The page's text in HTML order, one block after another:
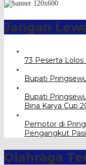
Jangan
73 Peserta
Bupati
Bupati
Bina Karya Cup
Pemotor di
Pengangkut
Olahraga